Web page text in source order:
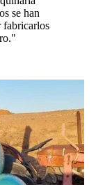
se han
fabricarlos
"